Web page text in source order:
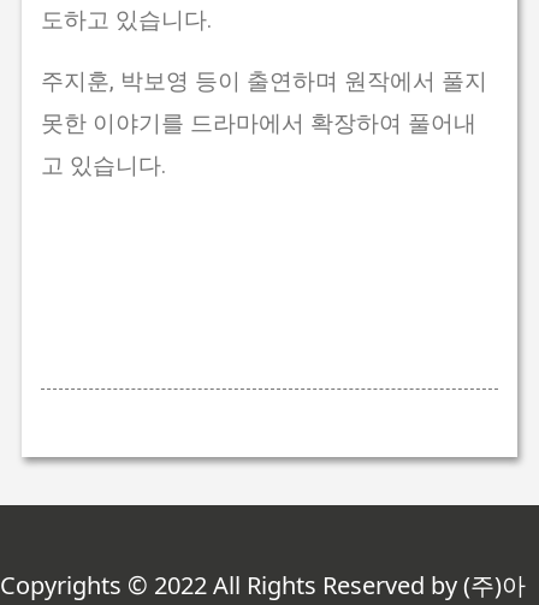
도하고 있습니다.
주지훈, 박보영 등이 출연하며 원작에서 풀지
못한 이야기를 드라마에서 확장하여 풀어내
고 있습니다.
Copyrights © 2022 All Rights Reserved by (주)아